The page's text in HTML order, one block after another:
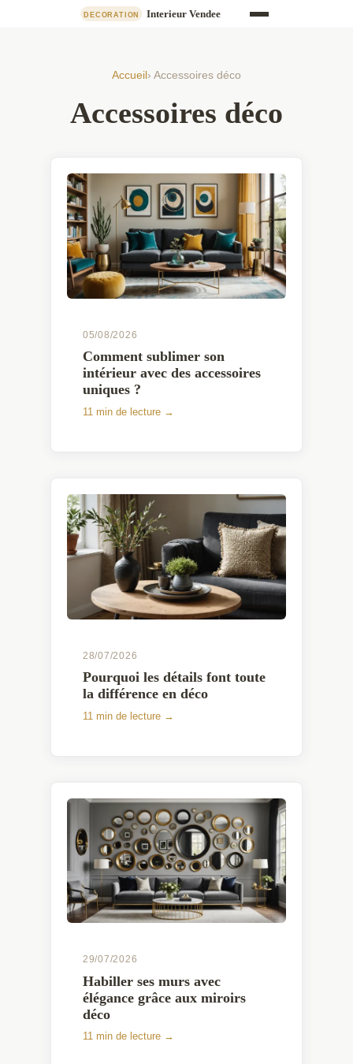
Accueil › Accessoires déco
Accessoires déco
05/08/2026
Comment sublimer son
intérieur avec des accessoires
uniques ?
11 min de lecture →
28/07/2026
Pourquoi les détails font toute
la différence en déco
11 min de lecture →
29/07/2026
Habiller ses murs avec
élégance grâce aux miroirs
déco
11 min de lecture →